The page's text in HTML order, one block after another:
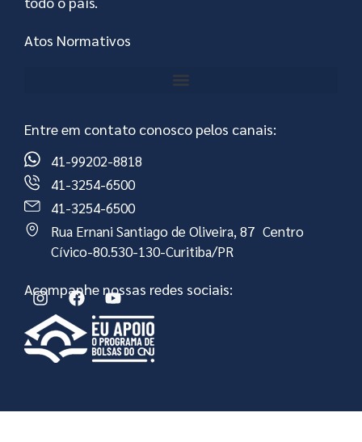
Atos Normativos
Entre em contato conosco pelos canais:
41-99202-8818
41-3254-6500
41-3254-6500
Rua Ernani Santiago de Oliveira, 87 Centro
Cívico-80.530-130-Curitiba/PR
Acompanhe nossas redes sociais: